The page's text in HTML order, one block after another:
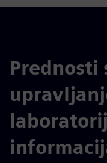
Prednosti